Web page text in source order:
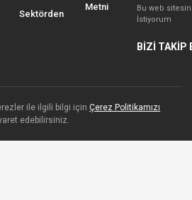
Sektörden
Metni
Bu web
İstiyorum
BİZİ TAKİP
ile ilgili bilgi içinÇerez Politikamızı
edebilirsiniz.